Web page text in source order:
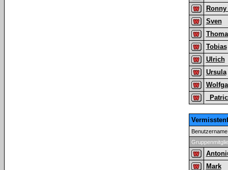
Ronny
Sven
Tobias
Ulrich
Ursula
Benutzername
Mark